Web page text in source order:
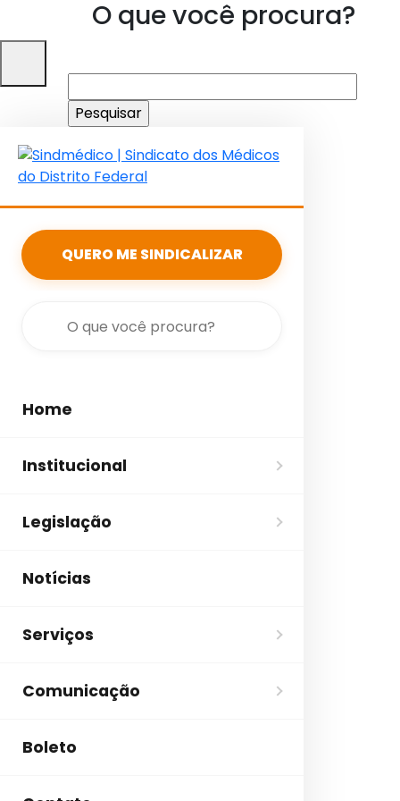
O que você procura?
por:
QUERO ME SINDICALIZAR
Home
Institucional
Legislação
Notícias
Serviços
Comunicação
Boleto